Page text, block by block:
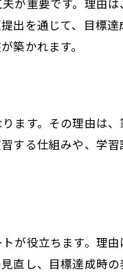
と家庭で連携した学
の指導で自発学習が
のサポートで自発学
つながる学びを塾で
で始める持続可能な
選びが子どもの未来
が重要です。理由
出を通じて、目標
築かれます。
ます。その理由は
する仕組みや、学
が役立ちます。理
直し、目標達成時